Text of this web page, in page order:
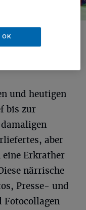
und heutigen
bis zur
aber
eine Erkrather
närrische
Presse- und
OK